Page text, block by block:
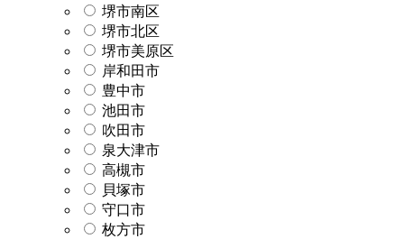
堺市南区
堺市北区
堺市美原区
岸和田市
豊中市
池田市
吹田市
泉大津市
高槻市
貝塚市
守口市
枚方市